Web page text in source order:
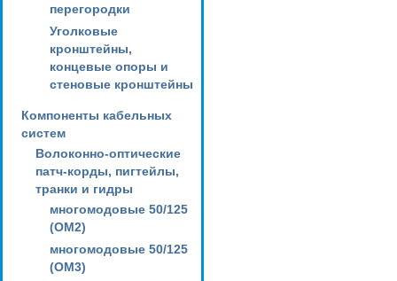
перегородки
Уголковые
кронштейны,
концевые опоры и
стеновые кронштейны
Компоненты кабельных
систем
Волоконно-оптические
патч-корды, пигтейлы,
транки и гидры
многомодовые 50/125
(OM2)
многомодовые 50/125
(OM3)